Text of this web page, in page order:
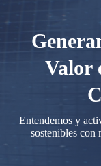
Valor
Entendemos y
sostenibles con